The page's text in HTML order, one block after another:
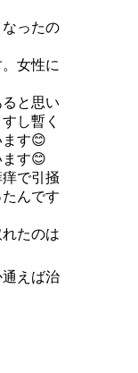
ったの
女性に
と思い
し暫く
す😊
す😊
で引掻
んです
たのは
えば治